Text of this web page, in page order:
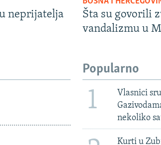
neprijatelja
Šta su govorili
vandalizmu u
Popularno
1
Vlasnici
nekoliko
Kurti u